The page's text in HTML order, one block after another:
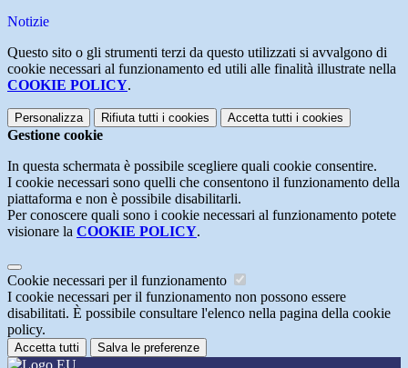
Notizie
Questo sito o gli strumenti terzi da questo utilizzati si avvalgono di
cookie necessari al funzionamento ed utili alle finalità illustrate nella
COOKIE POLICY.
Personalizza Rifiuta tutti i cookies Accetta tutti i cookies
Gestione cookie
In questa schermata è possibile scegliere quali cookie consentire.
I cookie necessari sono quelli che consentono il funzionamento della
piattaforma e non è possibile disabilitarli.
Per conoscere quali sono i cookie necessari al funzionamento potete
visionare la COOKIE POLICY.
Cookie necessari per il funzionamento
I cookie necessari per il funzionamento non possono essere
disabilitati. È possibile consultare l'elenco nella pagina della cookie
policy.
Accetta tutti Salva le preferenze